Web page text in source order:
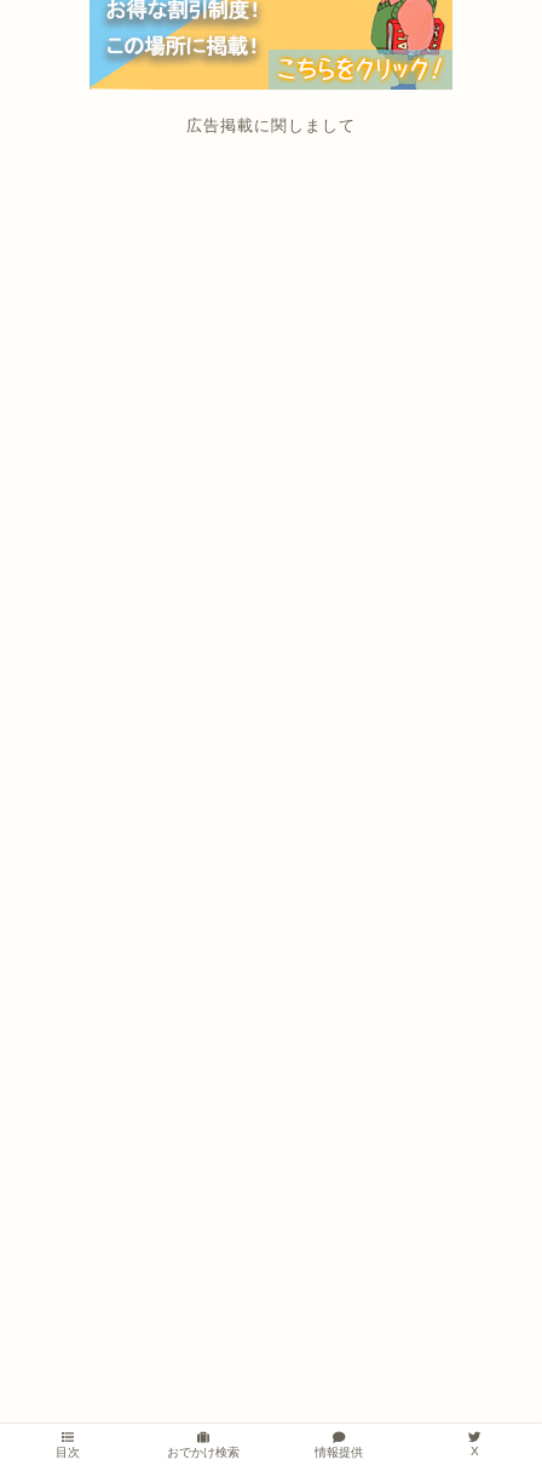
広告掲載に関しまして
広告掲載に関しまして
目次 おでかけ検索 情報提供 X